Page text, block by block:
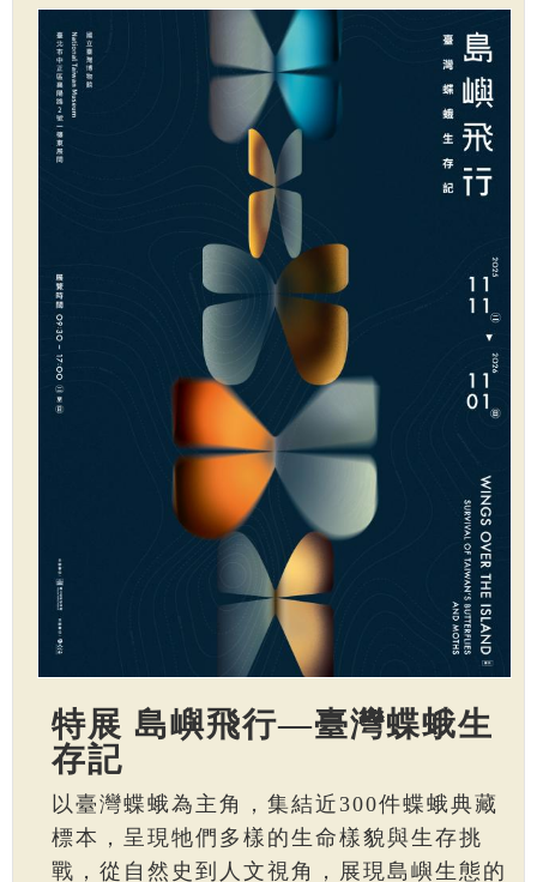
特展 島嶼飛行—臺灣蝶蛾生
存記
以臺灣蝶蛾為主角，集結近300件蝶蛾典藏
標本，呈現牠們多樣的生命樣貌與生存挑
戰，從自然史到人文視角，展現島嶼生態的